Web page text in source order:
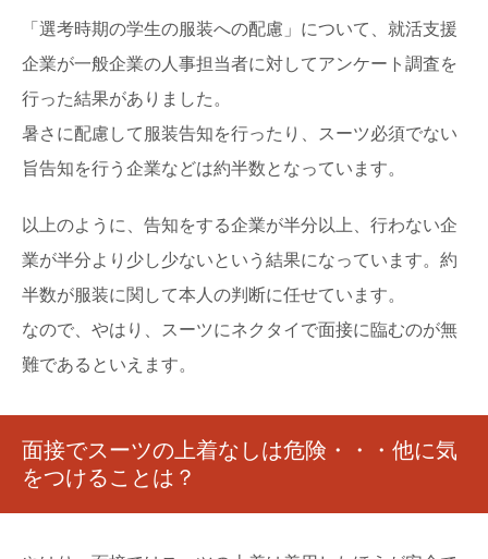
「選考時期の学生の服装への配慮」について、就活支援
企業が一般企業の人事担当者に対してアンケート調査を
行った結果がありました。
暑さに配慮して服装告知を行ったり、スーツ必須でない
旨告知を行う企業などは約半数となっています。
以上のように、告知をする企業が半分以上、行わない企
業が半分より少し少ないという結果になっています。約
半数が服装に関して本人の判断に任せています。
なので、やはり、スーツにネクタイで面接に臨むのが無
難であるといえます。
面接でスーツの上着なしは危険・・・他に気
をつけることは？